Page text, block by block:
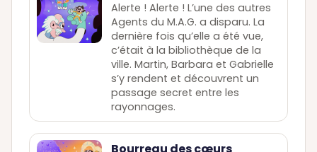
Alerte ! Alerte ! L’une des autres
Agents du M.A.G. a disparu. La
dernière fois qu’elle a été vue,
c’était à la bibliothèque de la
ville. Martin, Barbara et Gabrielle
s’y rendent et découvrent un
passage secret entre les
rayonnages.